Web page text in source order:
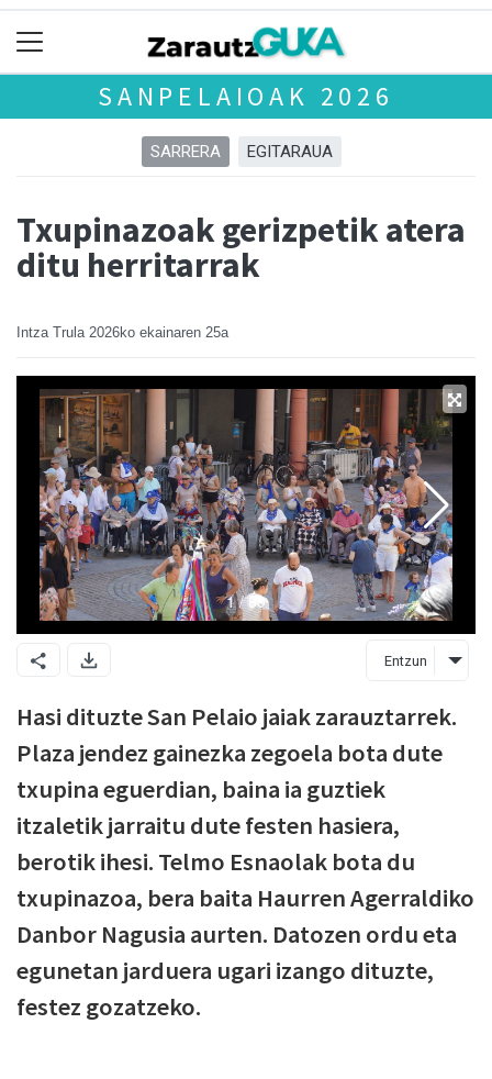
SANPELAIOAK 2026
SARRERA EGITARAUA
Txupinazoak gerizpetik atera
ditu herritarrak
Intza Trula 2026ko ekainaren 25a
Entzun
Hasi dituzte San Pelaio jaiak zarauztarrek.
Plaza jendez gainezka zegoela bota dute
txupina eguerdian, baina ia guztiek
itzaletik jarraitu dute festen hasiera,
berotik ihesi. Telmo Esnaolak bota du
txupinazoa, bera baita Haurren Agerraldiko
Danbor Nagusia aurten. Datozen ordu eta
egunetan jarduera ugari izango dituzte,
festez gozatzeko.